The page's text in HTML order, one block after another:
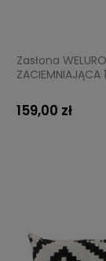
Zasłona
ZACIEMNIAJĄCA
czarny biały
159,00 zł